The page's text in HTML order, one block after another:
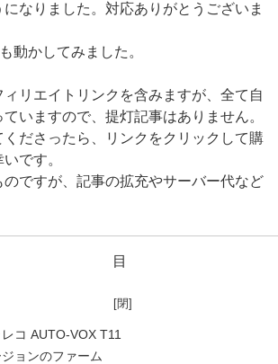
なりました。対応ありがとうございま
動かしてみました。
リエイトリンクを含みますが、全て自
いますので、提灯記事はありません。
ださったら、リンクをクリックして購
です。
のですが、記事の拡充やサーバー代など
目
コ AUTO-VOX T11
ョンのファーム